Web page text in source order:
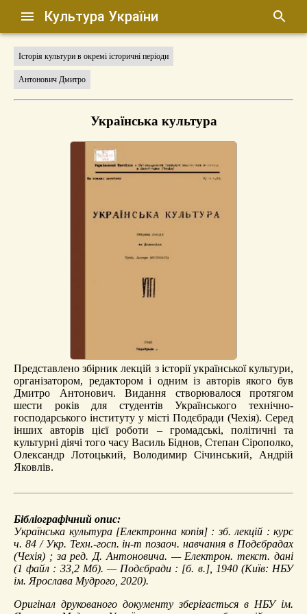
Культура України
Історія культури в окремі історичні періоди
Антонович Дмитро
Українська культура
Представлено збірник лекцій з історії української культури,
організатором, редактором і одним із авторів якого був
Дмитро Антонович. Видання створювалося протягом
шести років для студентів Українського технічно-
господарського інституту у місті Подєбради (Чехія). Серед
інших авторів цієї роботи – громадські, політичні та
культурні діячі того часу Василь Біднов, Степан Сірополко,
Олександр Лотоцький, Володимир Січинський, Андрій
Яковлів.
Бібліографічний опис:
Українська культура[Електронна копія] : зб. лекцій : курс
ч. 84 / Укр. Техн.-госп. ін-т позаоч. навчання в Подєбрадах
(Чехія) ; за ред. Д. Антоновича. — Електрон. текст. дані
(1 файл : 33,2 Мб). — Подєбради : [б. в.], 1940 (Київ: НБУ
ім. Ярослава Мудрого, 2020).
Оригінал друкованого документу зберігається в НБУ ім.